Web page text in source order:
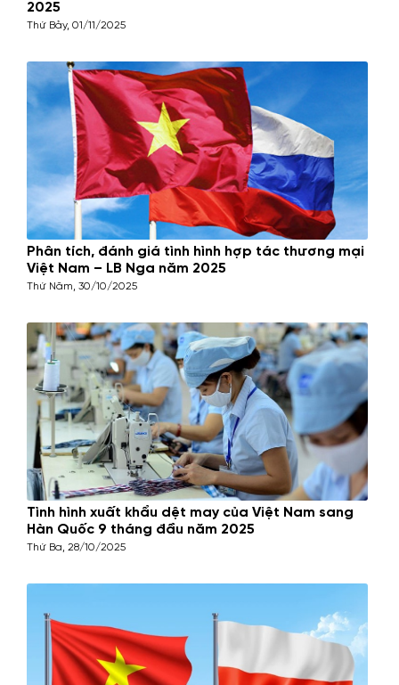
2025
Thứ Bảy, 01/11/2025
Phân tích, đánh giá tình hình hợp tác thương mại
Việt Nam – LB Nga năm 2025
Thứ Năm, 30/10/2025
Tình hình xuất khẩu dệt may của Việt Nam sang
Hàn Quốc 9 tháng đầu năm 2025
Thứ Ba, 28/10/2025